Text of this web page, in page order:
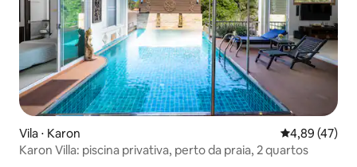
Vila ⋅ Karon 4,89 de uma
4,89 (47)
Karon Villa: piscina privativa, perto da praia, 2 quartos